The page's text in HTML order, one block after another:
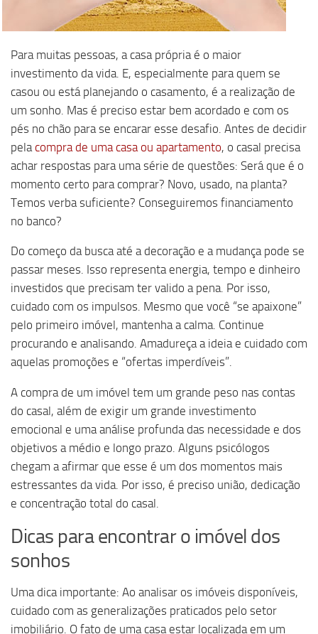
Para muitas pessoas, a casa própria é o maior
investimento da vida. E, especialmente para quem se
casou ou está planejando o casamento, é a realização de
um sonho. Mas é preciso estar bem acordado e com os
pés no chão para se encarar esse desafio. Antes de decidir
pela compra de uma casa ou apartamento, o casal precisa
achar respostas para uma série de questões: Será que é o
momento certo para comprar? Novo, usado, na planta?
Temos verba suficiente? Conseguiremos financiamento
no banco?
Do começo da busca até a decoração e a mudança pode se
passar meses. Isso representa energia, tempo e dinheiro
investidos que precisam ter valido a pena. Por isso,
cuidado com os impulsos. Mesmo que você “se apaixone”
pelo primeiro imóvel, mantenha a calma. Continue
procurando e analisando. Amadureça a ideia e cuidado com
aquelas promoções e “ofertas imperdíveis”.
A compra de um imóvel tem um grande peso nas contas
do casal, além de exigir um grande investimento
emocional e uma análise profunda das necessidade e dos
objetivos a médio e longo prazo. Alguns psicólogos
chegam a afirmar que esse é um dos momentos mais
estressantes da vida. Por isso, é preciso união, dedicação
e concentração total do casal.
Dicas para encontrar o imóvel dos
sonhos
Uma dica importante: Ao analisar os imóveis disponíveis,
cuidado com as generalizações praticados pelo setor
imobiliário. O fato de uma casa estar localizada em um